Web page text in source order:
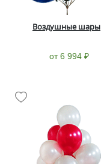
Воздушные шары
от 6 994 ₽